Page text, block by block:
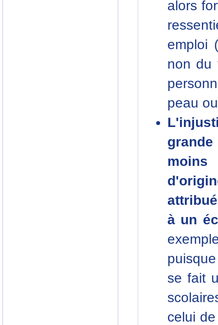
alors
emploi
non du
peau
à un
se fait
celui